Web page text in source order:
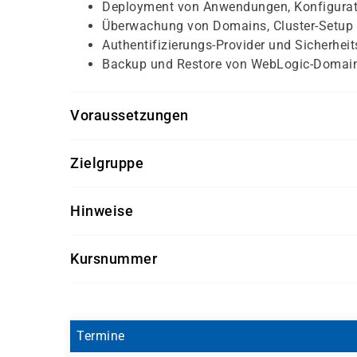
Deployment von Anwendungen,
Überwachung von Domains, Cluster-Setup
Authentifizierungs-Provider und
Backup und Restore von WebLogic-
Voraussetzungen
Erfahrung in der Systemadministration
Erfahrung mit grundlegenden Linux-
Zielgruppe
WebLogic Server 12c übernehmen oder
Hinweise
Kursnummer
Termine